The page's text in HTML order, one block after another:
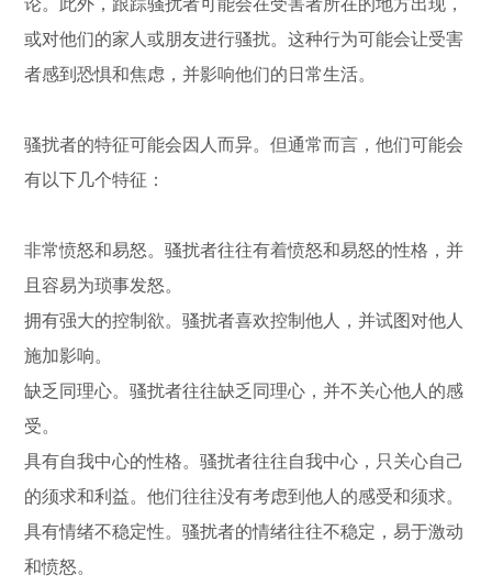
或对他们的家人或朋友进行骚扰。这种行为可能会让受害
者感到恐惧和焦虑，并影响他们的日常生活。
骚扰者的特征可能会因人而异。但通常而言，他们可能会
有以下几个特征：
非常愤怒和易怒。骚扰者往往有着愤怒和易怒的性格，并
且容易为琐事发怒。
拥有强大的控制欲。骚扰者喜欢控制他人，并试图对他人
施加影响。
缺乏同理心。骚扰者往往缺乏同理心，并不关心他人的感
受。
具有自我中心的性格。骚扰者往往自我中心，只关心自己
的须求和利益。他们往往没有考虑到他人的感受和须求。
具有情绪不稳定性。骚扰者的情绪往往不稳定，易于激动
和愤怒。